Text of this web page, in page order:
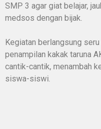
SMP 3 agar giat belajar,
medsos dengan bijak.
Kegiatan berlangsung
penampilan kakak taruna
cantik-cantik, menambah
siswa-siswi.